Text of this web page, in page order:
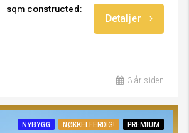
sqm constructed:
Detaljer
3 år siden
NYBYGG NØKKELFERDIG! PREMIUM